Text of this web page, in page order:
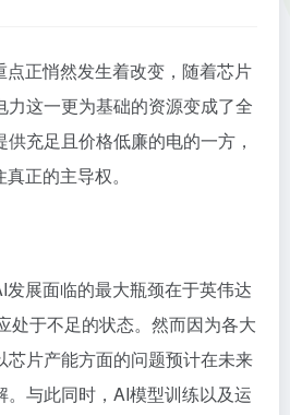
正悄然发生着改变，随着芯片
这一更为基础的资源变成了全
充足且价格低廉的电的一方，
正的主导权。
展面临的最大瓶颈在于英伟达
处于不足的状态。然而因为各大
芯片产能方面的问题预计在未来
。与此同时，AI模型训练以及运